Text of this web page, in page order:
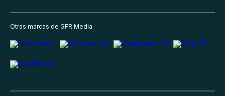
Otras marcas de GFR Media